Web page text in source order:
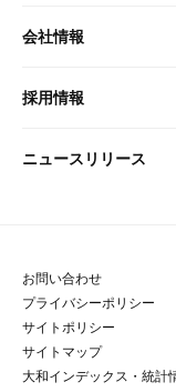
大和総研の強み
先端テクノロジー
政策分析
金融経済教育等
テクノロジーレポ
現在受付中のセミ
サステナビリティ
次世代社会への貢献
マルチステークホ
会社情報
会社情報 トップ
会社概要・役員一覧
大和総研の歩み
グループ会社
採用情報
採用情報 トップ
経験者採用
ニュースリリース
お問い合わせ
プライバシーポリシー
サイトポリシー
サイトマップ
大和インデックス・統計